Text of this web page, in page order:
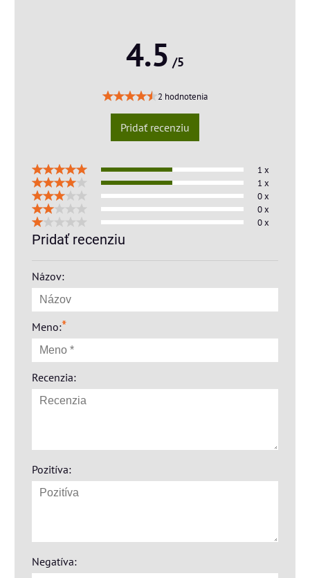
4.5 /5
2 hodnotenia
Pridať recenziu
1 x
1 x
0 x
0 x
0 x
Pridať recenziu
Názov:
Meno:*
Recenzia:
Pozitíva:
Negatíva: